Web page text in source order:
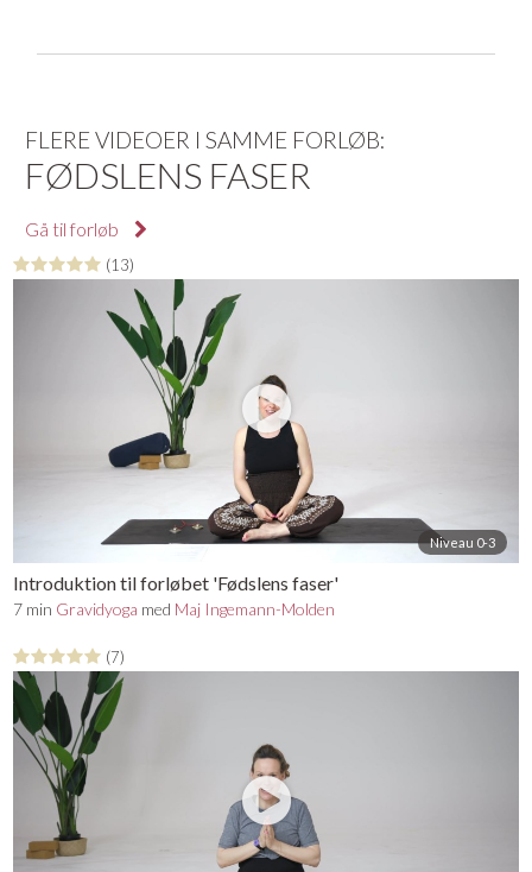
FLERE VIDEOER I SAMME FORLØB:
FØDSLENS FASER
Gå til forløb
(13)
Niveau 0-3
Introduktion til forløbet 'Fødslens faser'
7 min Gravidyoga med Maj Ingemann-Molden
(7)